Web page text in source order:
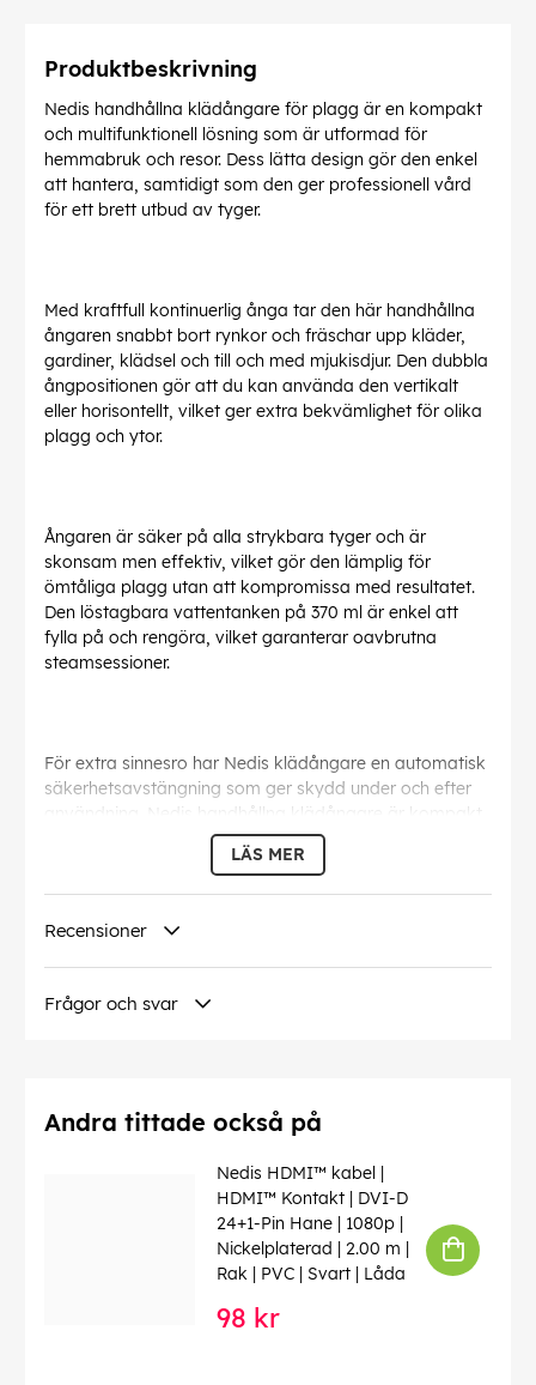
Produktbeskrivning
Nedis handhållna klädångare för plagg är en kompakt
och multifunktionell lösning som är utformad för
hemmabruk och resor. Dess lätta design gör den enkel
att hantera, samtidigt som den ger professionell vård
för ett brett utbud av tyger.
Med kraftfull kontinuerlig ånga tar den här handhållna
ångaren snabbt bort rynkor och fräschar upp kläder,
gardiner, klädsel och till och med mjukisdjur. Den dubbla
ångpositionen gör att du kan använda den vertikalt
eller horisontellt, vilket ger extra bekvämlighet för olika
plagg och ytor.
Ångaren är säker på alla strykbara tyger och är
skonsam men effektiv, vilket gör den lämplig för
ömtåliga plagg utan att kompromissa med resultatet.
Den löstagbara vattentanken på 370 ml är enkel att
fylla på och rengöra, vilket garanterar oavbrutna
steamsessioner.
För extra sinnesro har Nedis klädångare en automatisk
säkerhetsavstängning som ger skydd under och efter
användning. Nedis handhållna klädångare är kompakt,
mångsidig och effektiv och är det perfekta verktyget
för att hålla kläder och tyger fräscha, släta och
skrynkelfria när som helst och var som helst.
5412810475469
EAN:
LÄS MER
Recensioner
Frågor och svar
Andra tittade också på
Nedis HDMI™ kabel |
HDMI™ Kontakt | DVI-D
24+1-Pin Hane | 1080p |
Nickelplaterad | 2.00 m |
Rak | PVC | Svart | Låda
98 kr